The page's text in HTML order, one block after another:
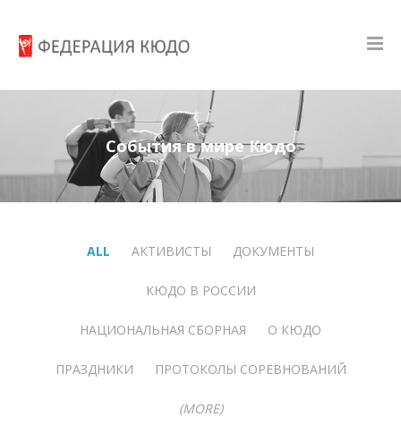
События в мире Кюдо
ALL АКТИВИСТЫ ДОКУМЕНТЫ
КЮДО В РОССИИ
НАЦИОНАЛЬНАЯ СБОРНАЯ О КЮДО
ПРАЗДНИКИ ПРОТОКОЛЫ СОРЕВНОВАНИЙ
(MORE)